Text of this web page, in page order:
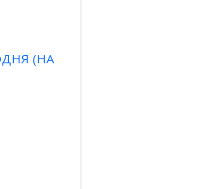
(НА